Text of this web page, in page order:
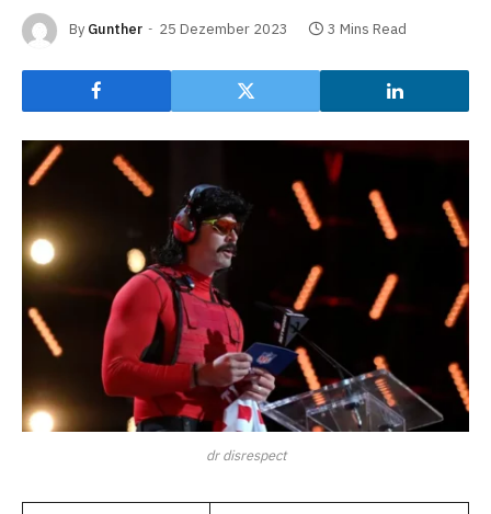
By Gunther 25 Dezember 2023 3 Mins Read
dr disrespect